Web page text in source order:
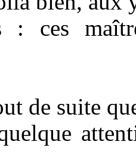
: ces
de suite